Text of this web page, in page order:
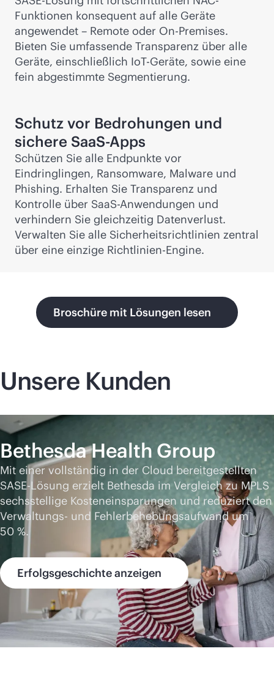
Funktionen konsequent auf alle Geräte
angewendet – Remote oder On-Premises.
Bieten Sie umfassende Transparenz über alle
Geräte, einschließlich IoT-Geräte, sowie eine
fein abgestimmte Segmentierung.
Schutz vor Bedrohungen und
sichere SaaS-Apps
Schützen Sie alle Endpunkte vor
Eindringlingen, Ransomware, Malware und
Phishing. Erhalten Sie Transparenz und
Kontrolle über SaaS-Anwendungen und
verhindern Sie gleichzeitig Datenverlust.
Verwalten Sie alle Sicherheitsrichtlinien zentral
über eine einzige Richtlinien-Engine.
Broschüre mit Lösungen lesen
Unsere Kunden
Bethesda Health Group
Mit einer vollständig in der Cloud bereitgestellten
SASE-Lösung erzielt Bethesda im Vergleich zu MPLS
sechsstellige Kosteneinsparungen und reduziert den
Verwaltungs- und Fehlerbehebungsaufwand um
50 %.
Erfolgsgeschichte anzeigen